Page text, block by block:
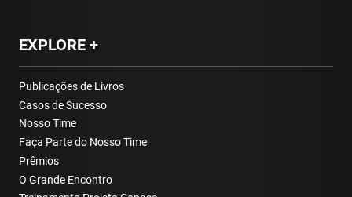
EXPLORE +
Publicações de Livros
Casos de Sucesso
Nosso Time
Faça Parte do Nosso Time
Prêmios
O Grande Encontro